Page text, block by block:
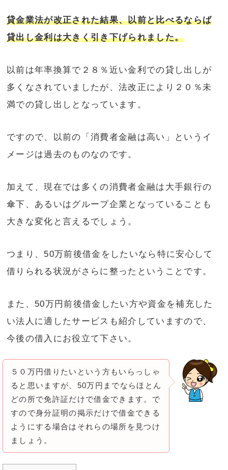
貸金業法が改正された結果、以前と比べるならば
貸出し金利は大きく引き下げられました。
以前は年率換算で２８％近い金利での貸し出しが
多くなされていましたが、法改正により２０％未
満での貸し出しとなっています。
ですので、以前の「消費者金融は高い」というイ
メージは過去のものなのです。
加えて、現在では多くの消費者金融は大手銀行の
傘下、あるいはグループ企業となっていることも
大きな変化と言えるでしょう。
つまり、50万前後借金をしたいなら特に安心して
借りられる状況がさらに整ったということです。
また、50万円前後借金したい方や資金を補充した
い法人に適したサービスも紹介していますので、
今後の借入にお役立て下さい。
５０万円借りたいという方もいらっしゃ
ると思いますが、50万円までならほとん
どの所で免許証だけで借金できます。で
すので身分証明の掲示だけで借金できる
ようにする場合はそれらの場所を見つけ
ましょう。